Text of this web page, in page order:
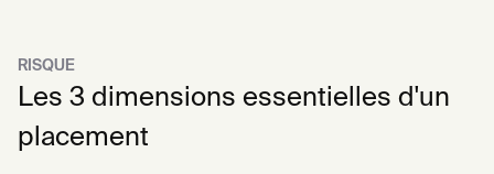
RISQUE
Les 3 dimensions essentielles d'un
placement